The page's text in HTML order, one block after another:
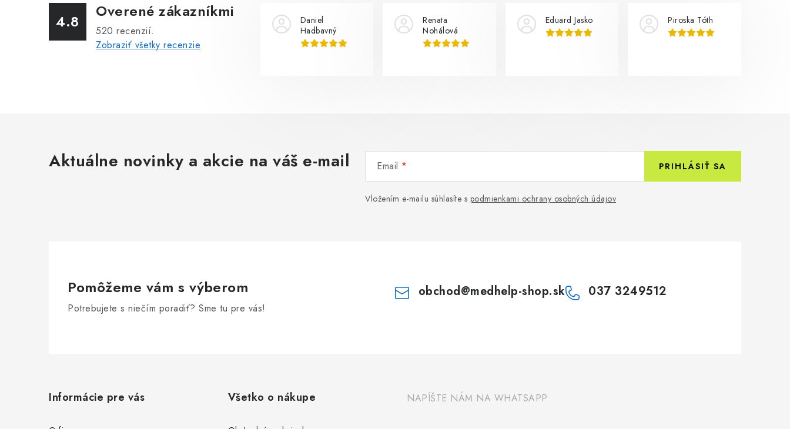
4.8
Overené zákazníkmi
520 recenzií.
Zobraziť všetky recenzie
Daniel
Hadbavný
Renata
Nohálová
Eduard Jasko Piroska Tóth
Aktuálne novinky a akcie na váš e-mail Email
Vložením e-mailu súhlasíte s podmienkami ochrany osobných údajov
PRIHLÁSIŤ SA
Pomôžeme vám s výberom
Potrebujete s niečím poradiť? Sme tu pre vás!
obchod@medhelp-shop.sk 037 3249512
Informácie pre vás Všetko o nákupe NAPÍŠTE NÁM NA WHATSAPP